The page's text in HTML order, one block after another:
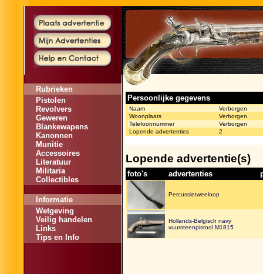
Rubrieken
Pistolen
Revolvers
Geweren
Blankewapens
Kanonnen
Munitie
Accessoires
Literatuur
Militaria
Collectibles
Informatie
Wetgeving
Veilig handelen
Links
Tips en Info
Persoonlijke gegevens
Naam
Verborgen
Woonplaats
Verborgen
Telefoonnummer
Verborgen
Lopende advertenties
2
Lopende advertentie(s)
foto's advertenties
Percussietweeloop
Hollands-Belgisch navy
vuursteenpistool M1815